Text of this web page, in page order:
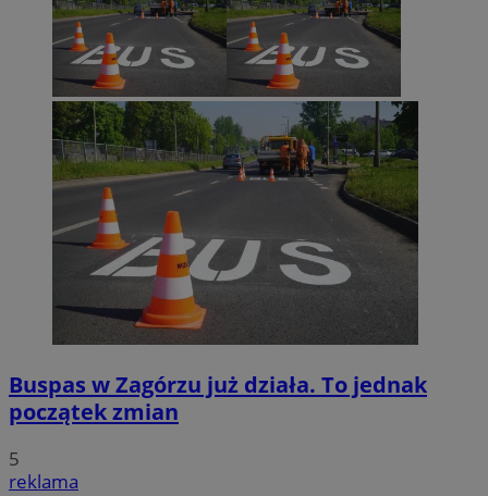
Buspas w Zagórzu już działa. To jednak
początek zmian
5
reklama